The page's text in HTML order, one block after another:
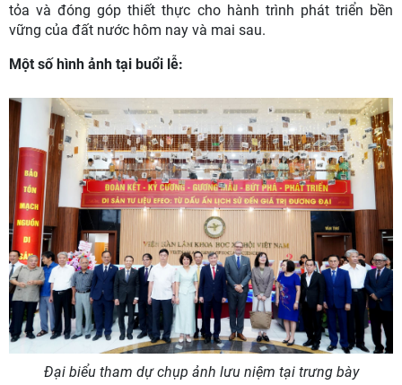
tỏa và đóng góp thiết thực cho hành trình phát triển bền
vững của đất nước hôm nay và mai sau.
Một số hình ảnh tại buổi lễ:
Đại biểu tham dự chụp ảnh lưu niệm tại trưng bày